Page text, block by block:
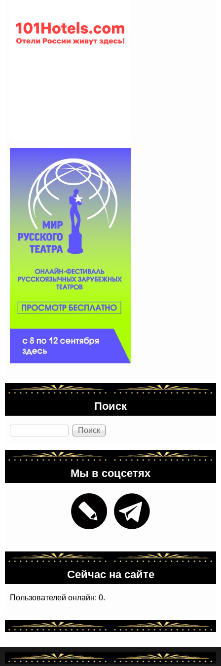
Поиск
Поиск
Мы в соцсетях
Сейчас на сайте
Пользователей онлайн: 0.